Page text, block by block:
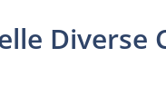
Diverse